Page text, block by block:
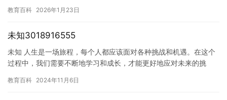
的成…
教育百科 2026年1月23日
未知3018916555
未知 人生是一场旅程，每个人都应该面对各种挑战和机遇。在这个
过程中，我们需要不断地学习和成长，才能更好地应对未来的挑
中，我…
教育百科 2024年11月6日